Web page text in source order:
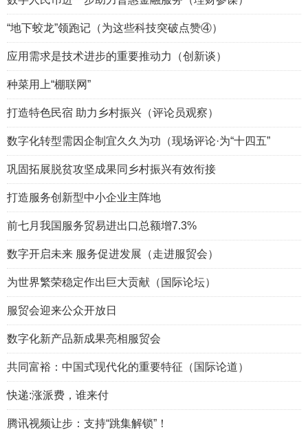
“地下蛟龙”领跑记（为这些科技突破点赞④）
应用需求是技术进步的重要推动力（创新谈）
种菜用上“棚联网”
打造特色民宿 助力乡村振兴（评论员观察）
数字化转型需因企制宜久久为功（现场评论·为“十四五”
巩固拓展脱贫攻坚成果同乡村振兴有效衔接
打造服务创新型中小企业主阵地
前七月我国服务贸易进出口总额增7.3%
数字开启未来 服务促进发展（走进服贸会）
为世界繁荣稳定作出巨大贡献（国际论坛）
服贸会迎来公众开放日
数字化新产品新成果亮相服贸会
共同富裕：中国式现代化的重要特征（国际论道）
快递:涨派费，谁来付
腾讯视频让步：支持“跳集解锁”！